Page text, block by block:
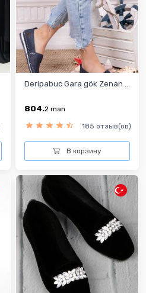
Deripabuc Gara gök Zenan ...
804.2 man
185 отзыв(ов)
В корзину